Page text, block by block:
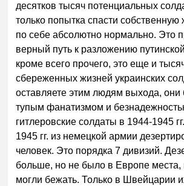
десятков тысяч потенциальных
только попытка спасти собственную
по себе абсолютно нормально. Это
верный путь к разложению
кроме всего прочего, это еще и
сбереженных жизней украинских
оставляете этим людям выхода, они
тупым фанатизмом и
гитлеровские солдаты в 1944-1945
1945 гг. из немецкой армии
человек. Это порядка 7 дивизий.
больше, но не было в Европе места,
могли бежать. Только в Швейцарии